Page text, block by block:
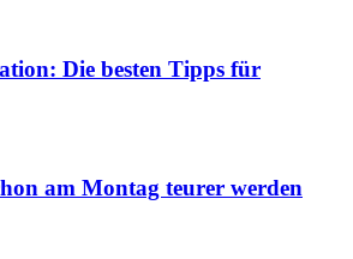
Die besten Tipps für
am Montag teurer werden